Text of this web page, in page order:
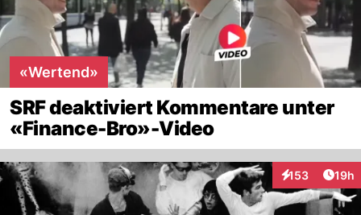
«Wertend»
SRF deaktiviert Kommentare unter
«Finance-Bro»-Video
153
Interaktionen
19h